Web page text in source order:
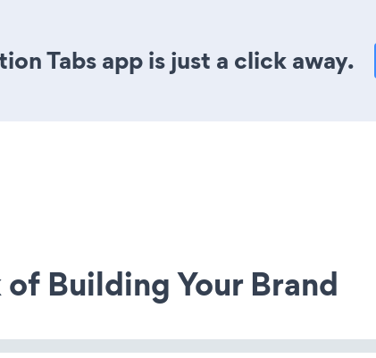
Tabs app is just a click away.
Building Your Brand